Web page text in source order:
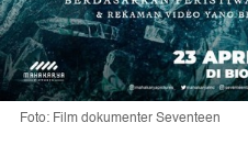
Foto: Film dokumenter Seventeen